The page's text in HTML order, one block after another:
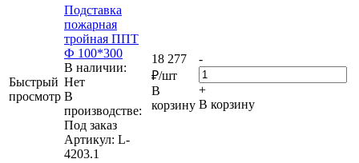
Быстрый
просмотр
Подставка
пожарная
тройная ППТ
Ф 100*300
В наличии:
Нет
В
производстве:
Под заказ
Артикул: L-
4203.1
18 277
₽/шт
В
корзину
-
+
В корзину